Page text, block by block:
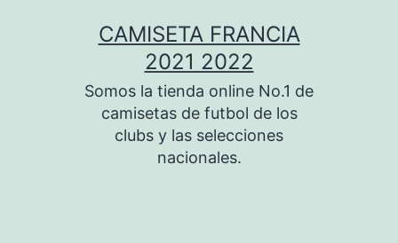
CAMISETA FRANCIA
2021 2022
Somos la tienda online No.1 de
camisetas de futbol de los
clubs y las selecciones
nacionales.